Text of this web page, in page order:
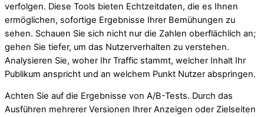
verfolgen. Diese Tools bieten Echtzeitdaten, die es Ihnen
ermöglichen, sofortige Ergebnisse Ihrer Bemühungen zu
sehen. Schauen Sie sich nicht nur die Zahlen oberflächlich an;
gehen Sie tiefer, um das Nutzerverhalten zu verstehen.
Analysieren Sie, woher Ihr Traffic stammt, welcher Inhalt Ihr
Publikum anspricht und an welchem Punkt Nutzer abspringen.
Achten Sie auf die Ergebnisse von A/B-Tests. Durch das
Ausführen mehrerer Versionen Ihrer Anzeigen oder Zielseiten